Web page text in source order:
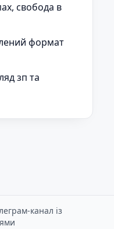
свобода в
формат
зп та
канал із